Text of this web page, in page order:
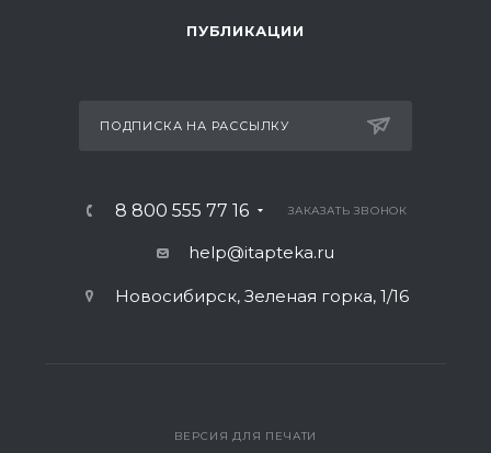
ПУБЛИКАЦИИ
ПОДПИСКА НА РАССЫЛКУ
8 800 555 77 16 ЗАКАЗАТЬ ЗВОНОК
help@itapteka.ru
Новосибирск, Зеленая горка, 1/16
ВЕРСИЯ ДЛЯ ПЕЧАТИ